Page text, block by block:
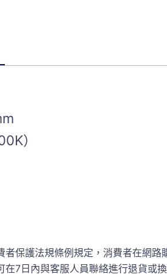
）
者保護法規條例規定，消費者在網
在7日內與客服人員聯絡進行退貨或換